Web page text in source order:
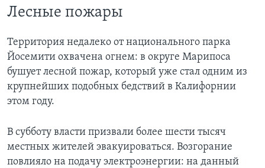
v
o
u
s
ь
Лесные пожары
Территория недалеко от национального парка
Йосемити охвачена огнем: в округе Марипоса
бушует лесной пожар, который уже стал одним из
крупнейших подобных бедствий в Калифорнии
этом году.
В субботу власти призвали более шести тысяч
местных жителей эвакуироваться. Возгорание
повлияло на подачу электроэнергии: на данный